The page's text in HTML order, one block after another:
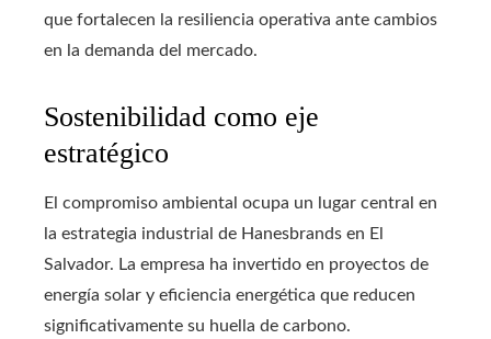
que fortalecen la resiliencia operativa ante cambios
en la demanda del mercado.
Sostenibilidad como eje
estratégico
El compromiso ambiental ocupa un lugar central en
la estrategia industrial de Hanesbrands en El
Salvador. La empresa ha invertido en proyectos de
energía solar y eficiencia energética que reducen
significativamente su huella de carbono.